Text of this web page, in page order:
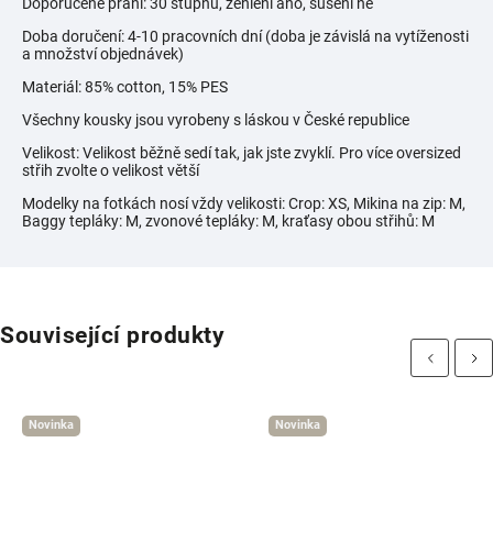
Doba doručení: 4-10 pracovních dní (doba je závislá na vytíženosti
a množství objednávek)
Materiál: 85% cotton, 15% PES
Všechny kousky jsou vyrobeny s láskou v České republice
Velikost: Velikost běžně sedí tak, jak jste zvyklí. Pro více oversized
střih zvolte o velikost větší
Modelky na fotkách nosí vždy velikosti:Crop: XS, Mikina na zip: M,
Baggy tepláky: M, zvonové tepláky: M, kraťasy obou střihů: M
Související produkty
Previous
Novinka Novinka
Next